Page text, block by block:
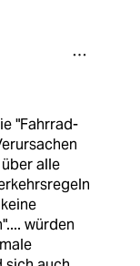
"Fahrrad-
alle
würden